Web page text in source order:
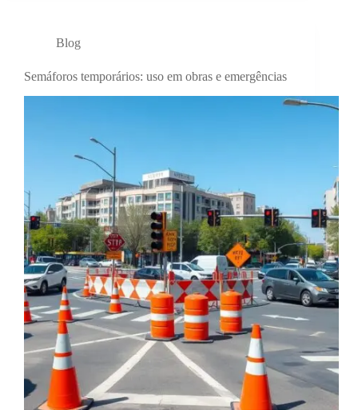
Blog
Semáforos temporários: uso em obras e emergências